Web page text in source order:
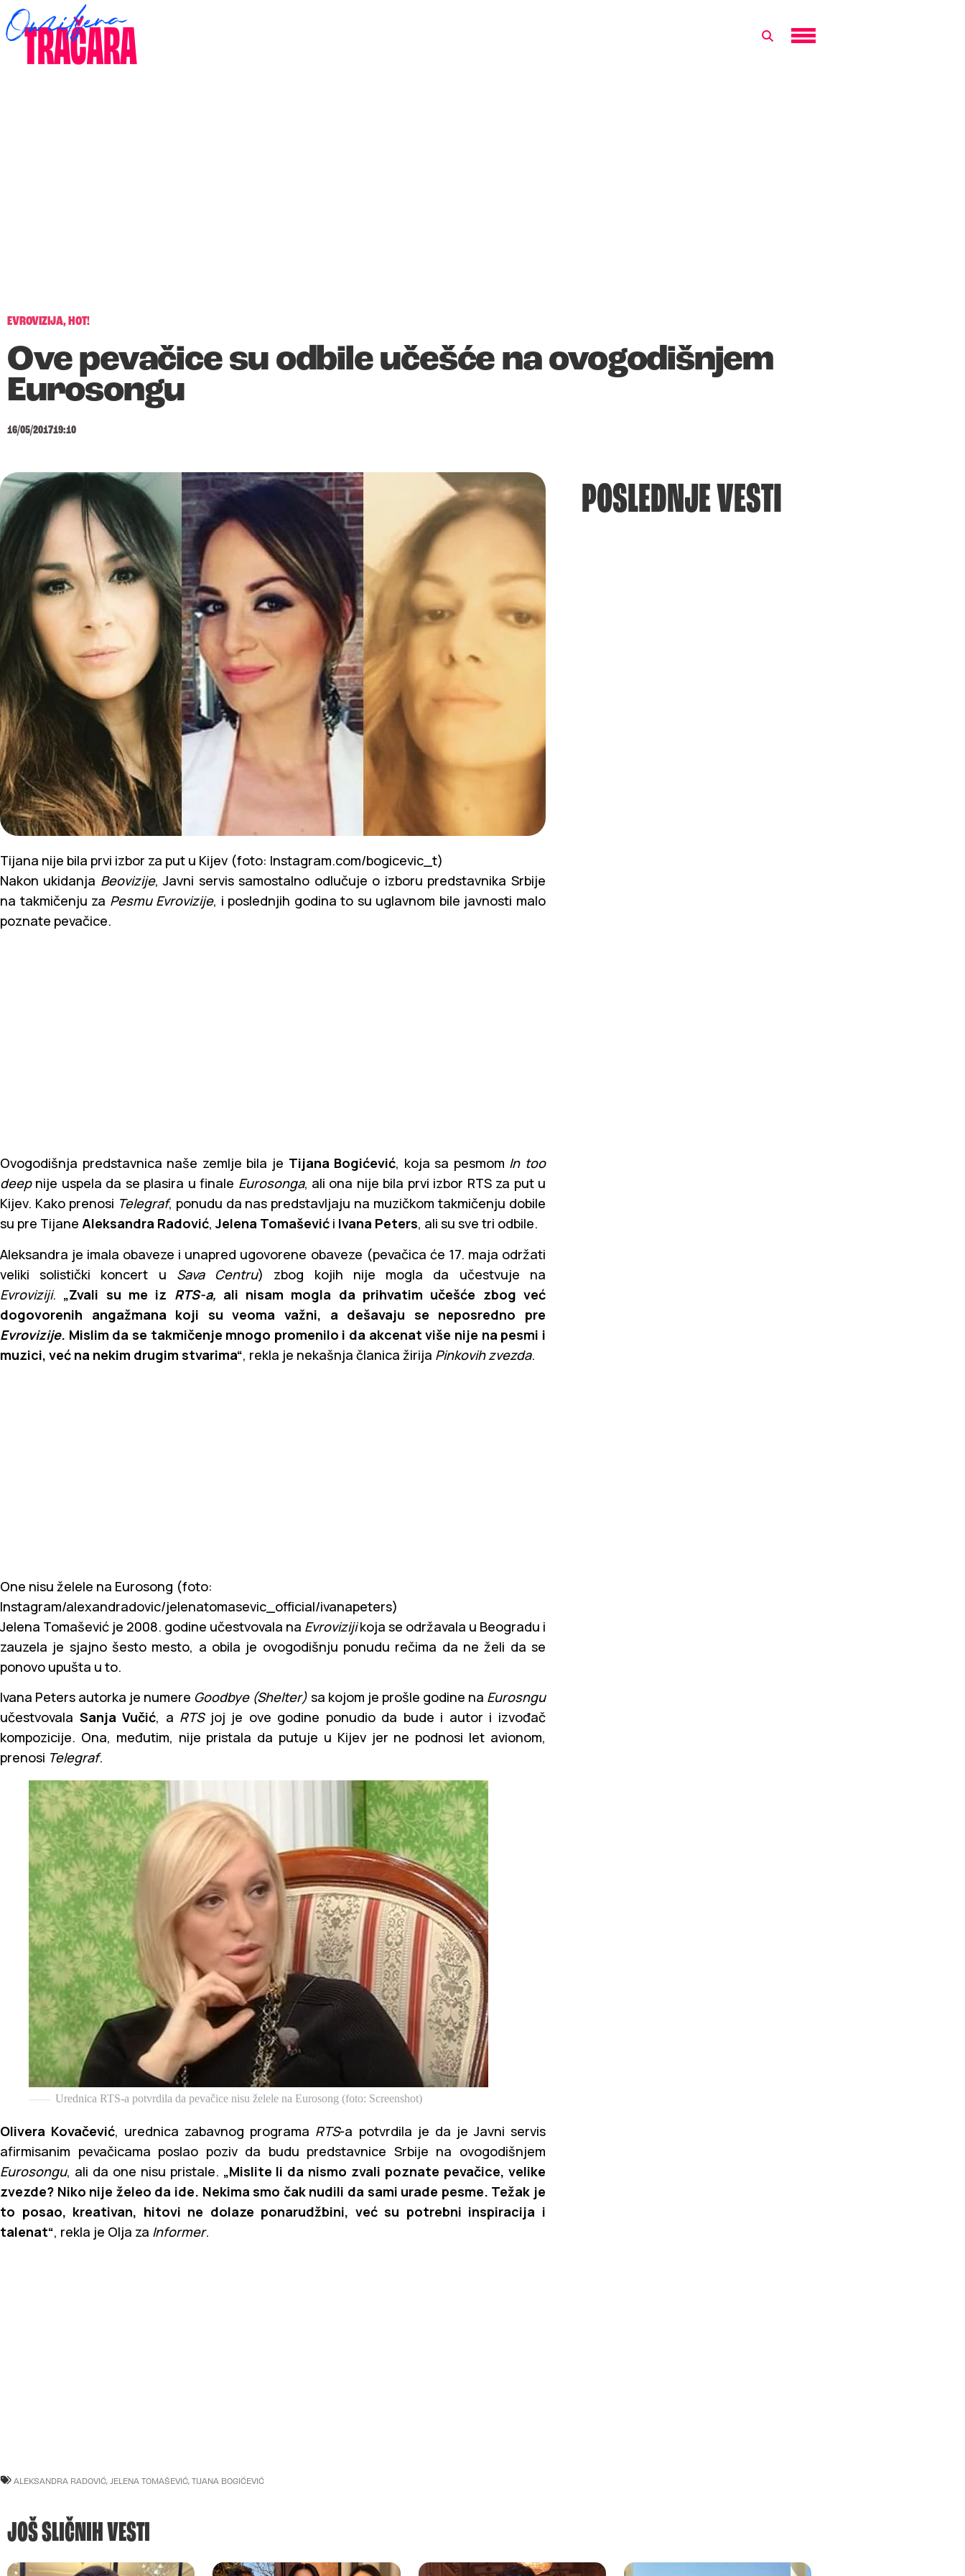
EVROVIZIJA,HOT!
Ove pevačice su odbile učešće na ovogodišnjem
Eurosongu
16/05/201719:10
Tijana nije bila prvi izbor za put u Kijev (foto: Instagram.com/bogicevic_t)
Nakon ukidanja Beovizije, Javni servis samostalno odlučuje o izboru predstavnika Srbije
na takmičenju za Pesmu Evrovizije, i poslednjih godina to su uglavnom bile javnosti malo
poznate pevačice.
Ovogodišnja predstavnica naše zemlje bila je Tijana Bogićević, koja sa pesmom In too
deepnije uspela da se plasira u finale Eurosonga, ali ona nije bila prvi izbor RTS za put u
Kijev. Kako prenosi Telegraf, ponudu da nas predstavljaju na muzičkom takmičenju dobile
su pre Tijane Aleksandra Radović,Jelena Tomašević i Ivana Peters, ali su sve tri odbile.
Aleksandra je imala obaveze i unapred ugovorene obaveze (pevačica će 17. maja održati
veliki solistički koncert u Sava Centru) zbog kojih nije mogla da učestvuje na
Evroviziji. „Zvali su me iz RTS-a, ali nisam mogla da prihvatim učešće zbog već
dogovorenih angažmana koji su veoma važni, a dešavaju se neposredno pre
Evrovizije. Mislim da se takmičenje mnogo promenilo i da akcenat više nije na pesmi i
muzici, već na nekim drugim stvarima“, rekla je nekašnja članica žirija Pinkovih zvezda.
One nisu želele na Eurosong (foto:
Instagram/alexandradovic/jelenatomasevic_official/ivanapeters)
Jelena Tomašević je 2008. godine učestvovala na Evrovizijikoja se održavala u Beogradu i
zauzela je sjajno šesto mesto, a obila je ovogodišnju ponudu rečima da ne želi da se
ponovo upušta u to.
Ivana Peters autorka je numere Goodbye (Shelter) sa kojom je prošle godine na Eurosngu
učestvovala Sanja Vučić, a RTSjoj je ove godine ponudio da bude i autor i izvođač
kompozicije. Ona, međutim, nije pristala da putuje u Kijev jer ne podnosi let avionom,
prenosi Telegraf.
Urednica RTS-a potvrdila da pevačice nisu želele na Eurosong (foto: Screenshot)
Olivera Kovačević, urednica zabavnog programa RTS-a potvrdila je da je Javni servis
afirmisanim pevačicama poslao poziv da budu predstavnice Srbije na ovogodišnjem
Eurosongu, ali da one nisu pristale. „Mislite li da nismo zvali poznate pevačice, velike
zvezde? Niko nije želeo da ide. Nekima smo čak nudili da sami urade pesme. Težak je
to posao, kreativan, hitovi ne dolaze ponarudžbini, već su potrebni inspiracija i
talenat“, rekla je Olja za Informer.
ALEKSANDRA RADOVIĆ, JELENA TOMAŠEVIĆ, TIJANA BOGIĆEVIĆ
POSLEDNJE VESTI
JOŠ SLIČNIH VESTI